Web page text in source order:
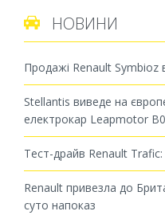
 НОВИНИ
Продажі Renault Symbioz
Stellantis виведе на
електрокар Leapmotor
Тест-драйв Renault
Renault привезла до
суто напоказ